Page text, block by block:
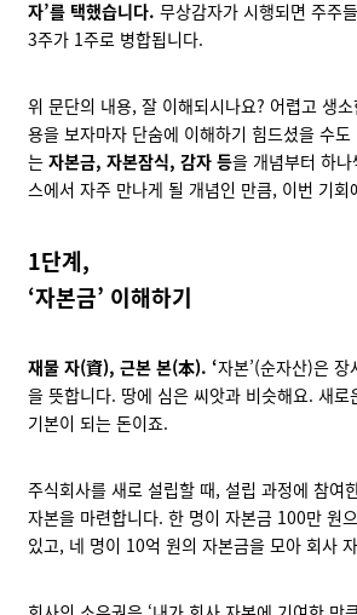
자’를 택했습니다. 무상감자가 시행되면 주주
3주가 1주로 병합됩니다.
위 문단의 내용, 잘 이해되시나요? 어렵고 생
용을 보자마자 단숨에 이해하기 힘드셨을 수
는 자본금, 자본잠식, 감자 등을 개념부터 하
스에서 자주 만나게 될 개념인 만큼, 이번 기회
1단계,
‘자본금’ 이해하기
재물 자(資), 근본 본(本). ‘자본’(순자산)은
을 뜻합니다. 땅에 심은 씨앗과 비슷해요. 새
기본이 되는 돈이죠.
주식회사를 새로 설립할 때, 설립 과정에 참여
자본을 마련합니다. 한 명이 자본금 100만 원
있고, 네 명이 10억 원의 자본금을 모아 회사